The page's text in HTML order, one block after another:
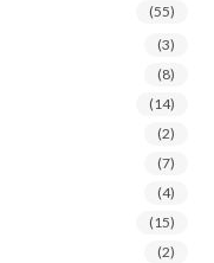
(55)
(3)
(8)
(14)
(2)
(7)
(4)
(15)
(2)